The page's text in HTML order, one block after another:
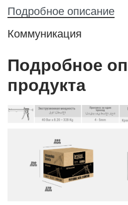
Подробное описание
Коммуникация
Подробное
продукта